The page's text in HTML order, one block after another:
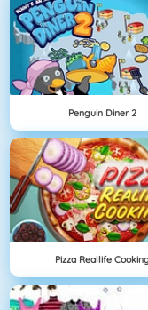
Penguin Diner 2
Pizza Reallife